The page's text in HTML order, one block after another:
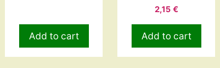
Add to cart
2,15 €
Add to cart